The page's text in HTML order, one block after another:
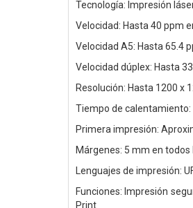
Tecnología: Impresión
Velocidad: Hasta 40 ppm
Velocidad A5: Hasta 65.4
Velocidad dúplex: Hasta
Resolución: Hasta 1200 x
Tiempo de
Primera impresión:
Márgenes: 5 mm en todos
Lenguajes de impresión:
Funciones: Impresión
Print